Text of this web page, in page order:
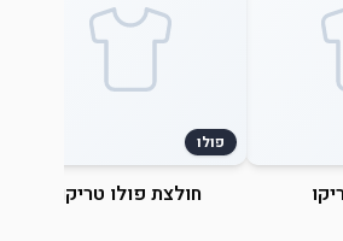
פולו
חולצת פולו טריקו